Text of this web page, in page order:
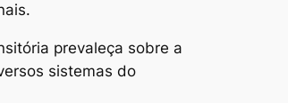
prevaleça sobre a
sistemas do